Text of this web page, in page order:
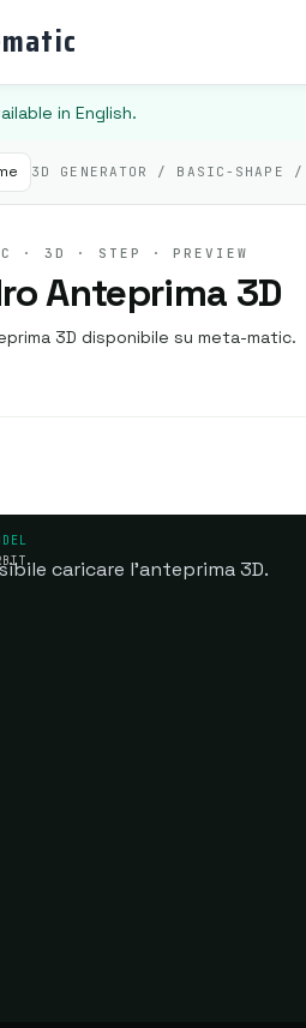
in English.
3D GENERATOR / BASIC-SHAPE /
· 3D · STEP · PREVIEW
Anteprima 3D
3D disponibile su meta-matic.
caricare l'anteprima 3D.